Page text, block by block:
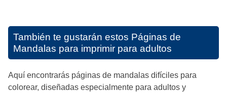
También te gustarán estos Páginas de
Mandalas para imprimir para adultos
Aquí encontrarás páginas de mandalas difíciles para
colorear, diseñadas especialmente para adultos y